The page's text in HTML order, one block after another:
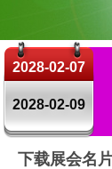
2028-02-07
2028-02-09
下载展会名